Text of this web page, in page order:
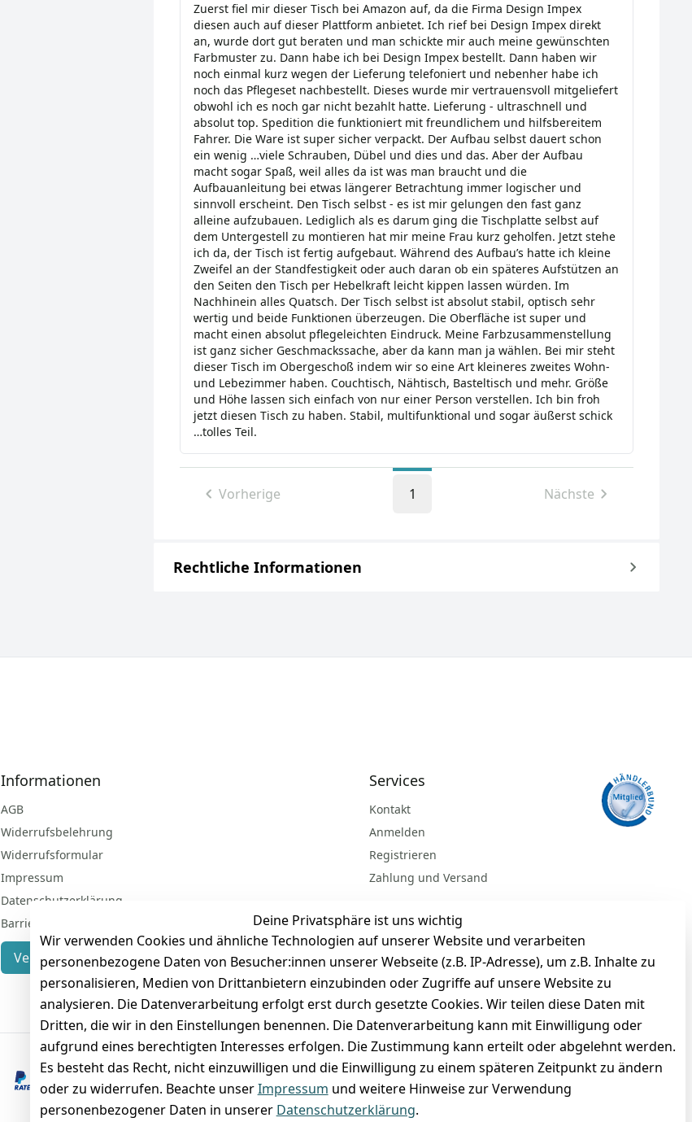
Zuerst fiel mir dieser Tisch bei Amazon auf, da die Firma Design Impex
diesen auch auf dieser Plattform anbietet. Ich rief bei Design Impex direkt
an, wurde dort gut beraten und man schickte mir auch meine gewünschten
Farbmuster zu. Dann habe ich bei Design Impex bestellt. Dann haben wir
noch einmal kurz wegen der Lieferung telefoniert und nebenher habe ich
noch das Pflegeset nachbestellt. Dieses wurde mir vertrauensvoll mitgeliefert
obwohl ich es noch gar nicht bezahlt hatte. Lieferung - ultraschnell und
absolut top. Spedition die funktioniert mit freundlichem und hilfsbereitem
Fahrer. Die Ware ist super sicher verpackt. Der Aufbau selbst dauert schon
ein wenig …viele Schrauben, Dübel und dies und das. Aber der Aufbau
macht sogar Spaß, weil alles da ist was man braucht und die
Aufbauanleitung bei etwas längerer Betrachtung immer logischer und
sinnvoll erscheint. Den Tisch selbst - es ist mir gelungen den fast ganz
alleine aufzubauen. Lediglich als es darum ging die Tischplatte selbst auf
dem Untergestell zu montieren hat mir meine Frau kurz geholfen. Jetzt stehe
ich da, der Tisch ist fertig aufgebaut. Während des Aufbau’s hatte ich kleine
Zweifel an der Standfestigkeit oder auch daran ob ein späteres Aufstützen an
den Seiten den Tisch per Hebelkraft leicht kippen lassen würden. Im
Nachhinein alles Quatsch. Der Tisch selbst ist absolut stabil, optisch sehr
wertig und beide Funktionen überzeugen. Die Oberfläche ist super und
macht einen absolut pflegeleichten Eindruck. Meine Farbzusammenstellung
ist ganz sicher Geschmackssache, aber da kann man ja wählen. Bei mir steht
dieser Tisch im Obergeschoß indem wir so eine Art kleineres zweites Wohn-
und Lebezimmer haben. Couchtisch, Nähtisch, Basteltisch und mehr. Größe
und Höhe lassen sich einfach von nur einer Person verstellen. Ich bin froh
jetzt diesen Tisch zu haben. Stabil, multifunktional und sogar äußerst schick
…tolles Teil.
Vorherige 1 Nächste
Rechtliche Informationen
Deine Privatsphäre ist uns wichtig
Wir verwenden Cookies und ähnliche Technologien auf unserer Website und verarbeiten
personenbezogene Daten von Besucher:innen unserer Webseite (z.B. IP-Adresse), um z.B. Inhalte zu
personalisieren, Medien von Drittanbietern einzubinden oder Zugriffe auf unsere Website zu
analysieren. Die Datenverarbeitung erfolgt erst durch gesetzte Cookies. Wir teilen diese Daten mit
Dritten, die wir in den Einstellungen benennen. Die Datenverarbeitung kann mit Einwilligung oder
aufgrund eines berechtigten Interesses erfolgen. Die Zustimmung kann erteilt oder abgelehnt werden.
Es besteht das Recht, nicht einzuwilligen und die Einwilligung zu einem späteren Zeitpunkt zu ändern
oder zu widerrufen. Beachte unserImpressum und weitere Hinweise zur Verwendung
personenbezogener Daten in unserer Datenschutzerklärung.
Informationen
AGB
Widerrufsbelehrung
Widerrufsformular
Impressum
Datenschutzerklärung
Barrierefreiheitserklärung
Vertrag widerrufen
Services
Kontakt
Anmelden
Registrieren
Zahlung und Versand
VORKASSE RECHNUNG BARZAHLUNG